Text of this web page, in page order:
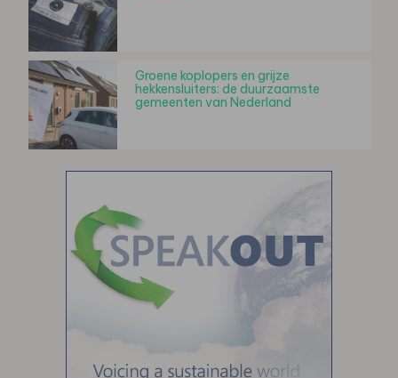
Groene koplopers en grijze
hekkensluiters: de duurzaamste
gemeenten van Nederland